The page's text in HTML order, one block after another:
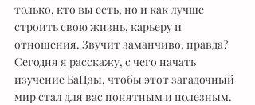
только, кто вы есть, но и как лучше
строить свою жизнь, карьеру и
отношения. Звучит заманчиво, правда?
Сегодня я расскажу, с чего начать
изучение БаЦзы, чтобы этот загадочный
мир стал для вас понятным и полезным.